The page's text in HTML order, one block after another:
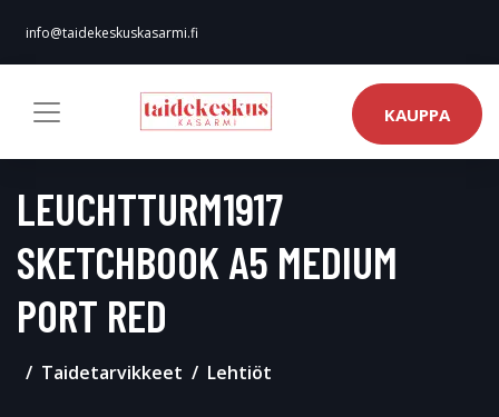
info@taidekeskuskasarmi.fi
KAUPPA
LEUCHTTURM1917
SKETCHBOOK A5 MEDIUM
PORT RED
Taidetarvikkeet Lehtiöt